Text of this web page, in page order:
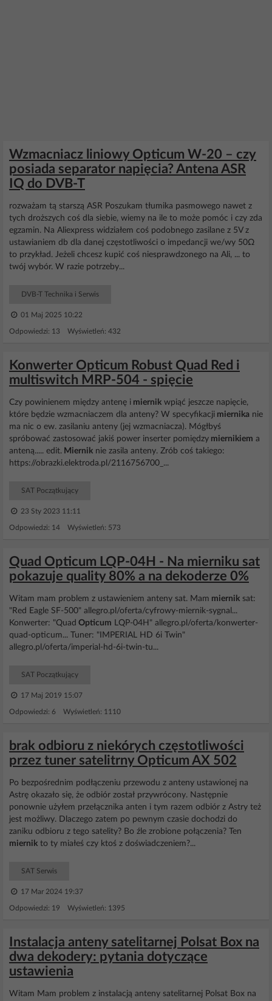
Wzmacniacz liniowy Opticum W-20 – czy
posiada separator napięcia? Antena ASR
IQ do DVB-T
rozważam tą starszą ASR Poszukam tłumika pasmowego nawet z
tych droższych coś dla siebie, wiemy na ile to może pomóc i czy zda
egzamin. Na Aliexpress widziałem coś podobnego zasilane z 5V z
ustawianiem db dla danej częstotliwości o impedancji we/wy 50Ω
to przykład. Jeżeli chcesz kupić coś niesprawdzonego na Ali, ... to
twój wybór. W razie potrzeby...
DVB-T Technika i Serwis
01 Maj 2025 10:22
Odpowiedzi: 13 Wyświetleń: 432
Konwerter Opticum Robust Quad Red i
multiswitch MRP-504 - spięcie
Czy powinienem między antenę i miernik wpiąć jeszcze napięcie,
które będzie wzmacniaczem dla anteny? W specyfikacji miernika nie
ma nic o ew. zasilaniu anteny (jej wzmacniacza). Mógłbyś
spróbować zastosować jakiś power inserter pomiędzy miernikiem a
anteną..... edit. Miernik nie zasila anteny. Zrób coś takiego:
https://obrazki.elektroda.pl/2116756700_...
SAT Początkujący
23 Sty 2023 11:11
Odpowiedzi: 14 Wyświetleń: 573
Quad Opticum LQP-04H - Na mierniku sat
pokazuje quality 80% a na dekoderze 0%
Witam mam problem z ustawieniem anteny sat. Mam miernik sat:
"Red Eagle SF-500" allegro.pl/oferta/cyfrowy-miernik-sygnal...
Konwerter: "Quad Opticum LQP-04H" allegro.pl/oferta/konwerter-
quad-opticum... Tuner: "IMPERIAL HD 6i Twin"
allegro.pl/oferta/imperial-hd-6i-twin-tu...
SAT Początkujący
17 Maj 2019 15:07
Odpowiedzi: 6 Wyświetleń: 1110
brak odbioru z niekórych częstotliwości
przez tuner satelitrny Opticum AX 502
Po bezpośrednim podłączeniu przewodu z anteny ustawionej na
Astrę okazało się, że odbiór został przywrócony. Następnie
ponownie użyłem przełącznika anten i tym razem odbiór z Astry też
jest możliwy. Dlaczego zatem po pewnym czasie dochodzi do
zaniku odbioru z tego satelity? Bo źle zrobione połączenia? Ten
miernik to ty miałeś czy ktoś z doświadczeniem?...
SAT Serwis
17 Mar 2024 19:37
Odpowiedzi: 19 Wyświetleń: 1395
Instalacja anteny satelitarnej Polsat Box na
dwa dekodery: pytania dotyczące
ustawienia
Witam Mam problem z instalacją anteny satelitarnej Polsat Box na